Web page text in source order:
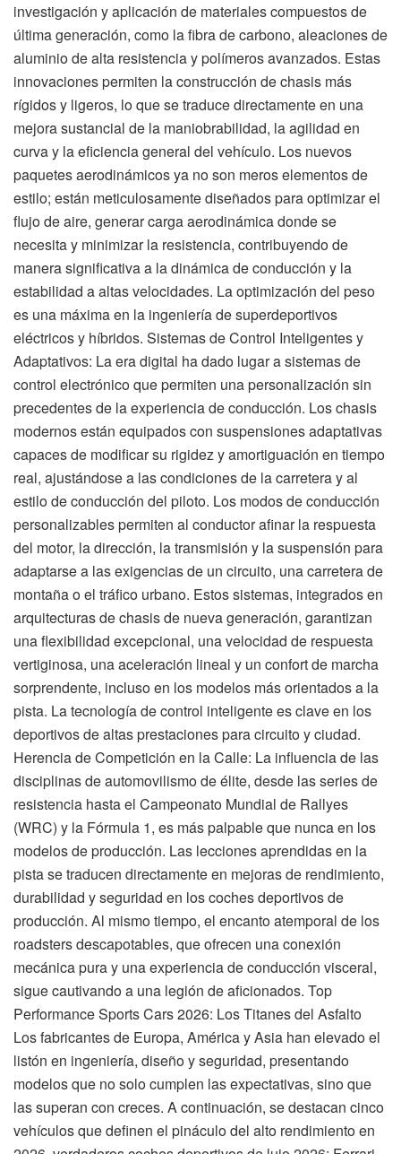
investigación y aplicación de materiales compuestos de
última generación, como la fibra de carbono, aleaciones de
aluminio de alta resistencia y polímeros avanzados. Estas
innovaciones permiten la construcción de chasis más
rígidos y ligeros, lo que se traduce directamente en una
mejora sustancial de la maniobrabilidad, la agilidad en
curva y la eficiencia general del vehículo. Los nuevos
paquetes aerodinámicos ya no son meros elementos de
estilo; están meticulosamente diseñados para optimizar el
flujo de aire, generar carga aerodinámica donde se
necesita y minimizar la resistencia, contribuyendo de
manera significativa a la dinámica de conducción y la
estabilidad a altas velocidades. La optimización del peso
es una máxima en la ingeniería de superdeportivos
eléctricos y híbridos. Sistemas de Control Inteligentes y
Adaptativos: La era digital ha dado lugar a sistemas de
control electrónico que permiten una personalización sin
precedentes de la experiencia de conducción. Los chasis
modernos están equipados con suspensiones adaptativas
capaces de modificar su rigidez y amortiguación en tiempo
real, ajustándose a las condiciones de la carretera y al
estilo de conducción del piloto. Los modos de conducción
personalizables permiten al conductor afinar la respuesta
del motor, la dirección, la transmisión y la suspensión para
adaptarse a las exigencias de un circuito, una carretera de
montaña o el tráfico urbano. Estos sistemas, integrados en
arquitecturas de chasis de nueva generación, garantizan
una flexibilidad excepcional, una velocidad de respuesta
vertiginosa, una aceleración lineal y un confort de marcha
sorprendente, incluso en los modelos más orientados a la
pista. La tecnología de control inteligente es clave en los
deportivos de altas prestaciones para circuito y ciudad.
Herencia de Competición en la Calle: La influencia de las
disciplinas de automovilismo de élite, desde las series de
resistencia hasta el Campeonato Mundial de Rallyes
(WRC) y la Fórmula 1, es más palpable que nunca en los
modelos de producción. Las lecciones aprendidas en la
pista se traducen directamente en mejoras de rendimiento,
durabilidad y seguridad en los coches deportivos de
producción. Al mismo tiempo, el encanto atemporal de los
roadsters descapotables, que ofrecen una conexión
mecánica pura y una experiencia de conducción visceral,
sigue cautivando a una legión de aficionados. Top
Performance Sports Cars 2026: Los Titanes del Asfalto
Los fabricantes de Europa, América y Asia han elevado el
listón en ingeniería, diseño y seguridad, presentando
modelos que no solo cumplen las expectativas, sino que
las superan con creces. A continuación, se destacan cinco
vehículos que definen el pináculo del alto rendimiento en